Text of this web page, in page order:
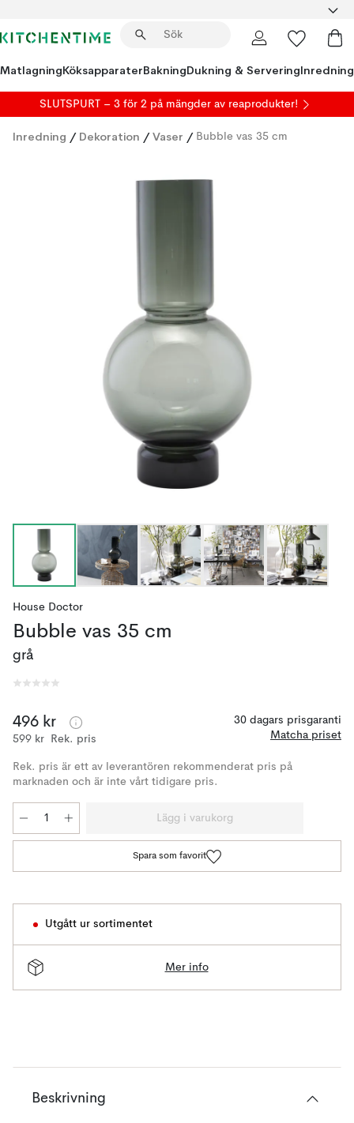
MatlagningKöksapparaterBakningDukning & ServeringInredning
SLUTSPURT – 3 för 2 på mängder av reaprodukter!
Inredning / Dekoration / Vaser / Bubble vas 35 cm
House Doctor
Bubble vas 35 cm
grå
496 kr
599 kr Rek. pris
30 dagars prisgaranti
Matcha priset
Rek. pris är ett av leverantören rekommenderat pris på
marknaden och är inte vårt tidigare pris.
Lägg i varukorg
Spara som favorit
Utgått ur sortimentet
Mer info
Beskrivning